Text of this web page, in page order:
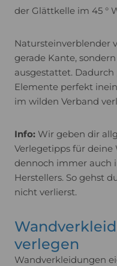
der Glättkelle im 45 °
Natursteinverblender
gerade Kante,
ausgestattet. Dadurch
Elemente perfekt
im wilden Verband
Info: Wir geben dir
Verlegetipps für deine
dennoch immer auch
Herstellers. So gehst
nicht verlierst.
verlegen
Wandverkleidungen